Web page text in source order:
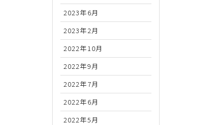
2023年6月
2023年2月
2022年10月
2022年9月
2022年7月
2022年6月
2022年5月